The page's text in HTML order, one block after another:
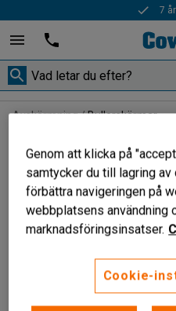
7
Avskärmning Bullerskärmar
Med våra bullerskärmar
Effektivt vid användning av
Genom att klicka på
samtycker du till lagring
förbättra navigeringen på
webbplatsens användning
marknadsföringsinsatser.
Cookie-